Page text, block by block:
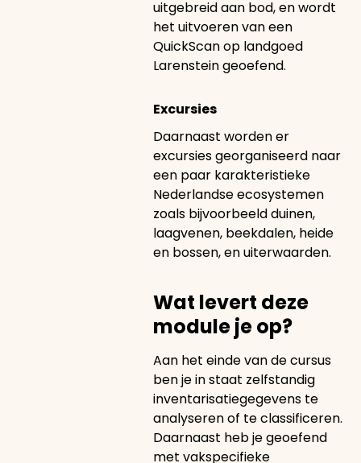
uitgebreid aan bod, en wordt
het uitvoeren van een
QuickScan op landgoed
Larenstein geoefend.
Excursies
Daarnaast worden er
excursies georganiseerd naar
een paar karakteristieke
Nederlandse ecosystemen
zoals bijvoorbeeld duinen,
laagvenen, beekdalen, heide
en bossen, en uiterwaarden.
Wat levert deze
module je op?
Aan het einde van de cursus
ben je in staat zelfstandig
inventarisatiegegevens te
analyseren of te classificeren.
Daarnaast heb je geoefend
met vakspecifieke